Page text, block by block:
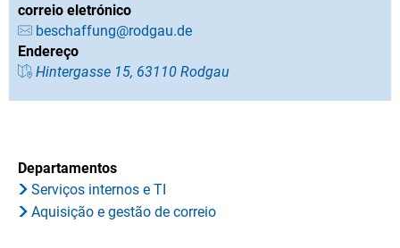
correio eletrónico
beschaffung@rodgau.de
Endereço
Hintergasse 15, 63110 Rodgau
Departamentos
Serviços internos e TI
Aquisição e gestão de correio